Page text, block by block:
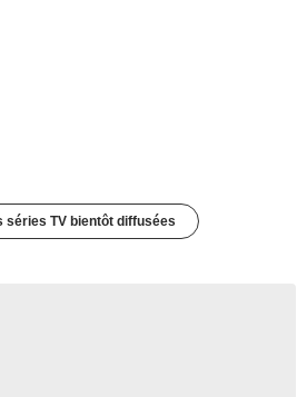
séries TV bientôt diffusées